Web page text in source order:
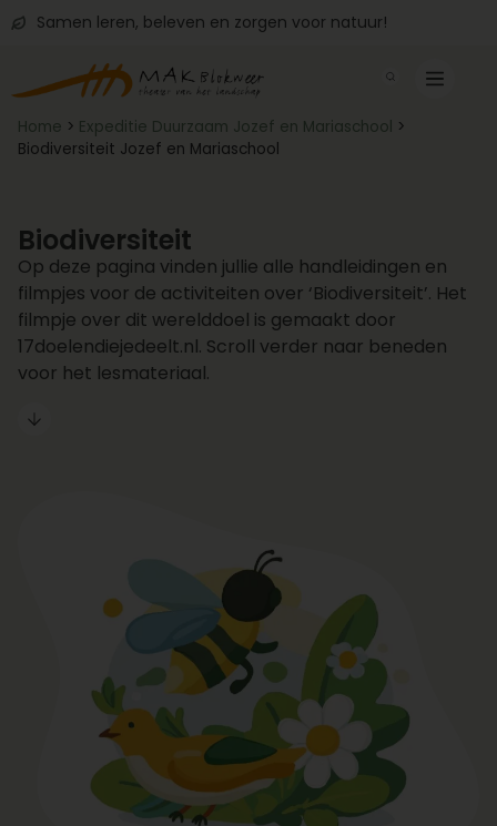
Samen leren, beleven en zorgen voor natuur!
Home > Expeditie Duurzaam Jozef en Mariaschool >
Biodiversiteit Jozef en Mariaschool
Biodiversiteit
Op deze pagina vinden jullie alle handleidingen en
filmpjes voor de activiteiten over ‘Biodiversiteit’. Het
filmpje over dit werelddoel is gemaakt door
17doelendiejedeelt.nl. Scroll verder naar beneden
voor het lesmateriaal.